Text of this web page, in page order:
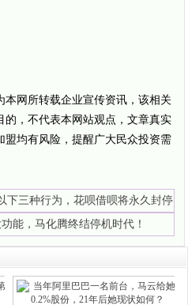
本网所转载企业宣传资讯，该相关
，不代表本网站观点，文章真实
均有风险，提醒广大民众投资需
下三种行为，花呗借呗将永久封停
能，马化腾终结停机时代！